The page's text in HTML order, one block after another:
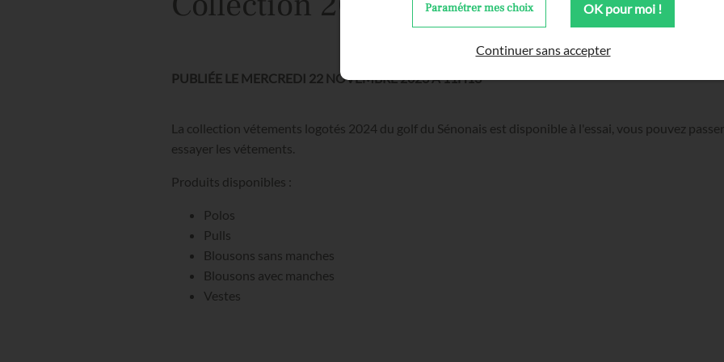
PUBLIÉE LE MERCREDI 22 NOVEMBRE 2023 À 11H13
La collection vétements logotés 2024 du golf du Sénonais est disponible à l'essai, vous pouvez
essayer les vétements.
Produits disponibles :
Polos
Pulls
Blousons sans manches
Blousons avec manches
Vestes
Paramétrer mes choix OK pour moi !
Continuer sans accepter